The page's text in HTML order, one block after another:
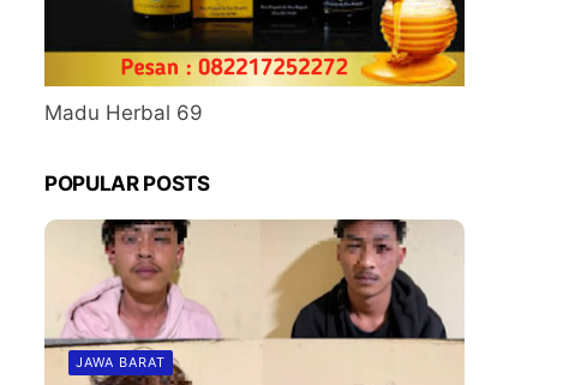
Madu Herbal 69
POPULAR POSTS
JAWA BARAT